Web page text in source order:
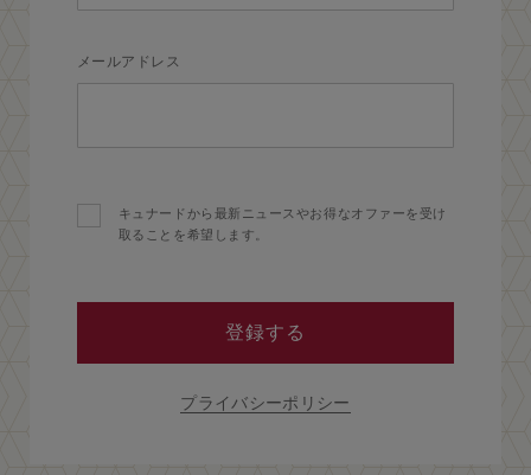
メールアドレス
キュナードから最新ニュースやお得なオファーを受け
取ることを希望します。
登録する
プライバシーポリシー